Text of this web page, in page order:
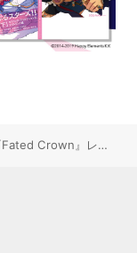
佐咲紗花『Fated Crown』レビュー